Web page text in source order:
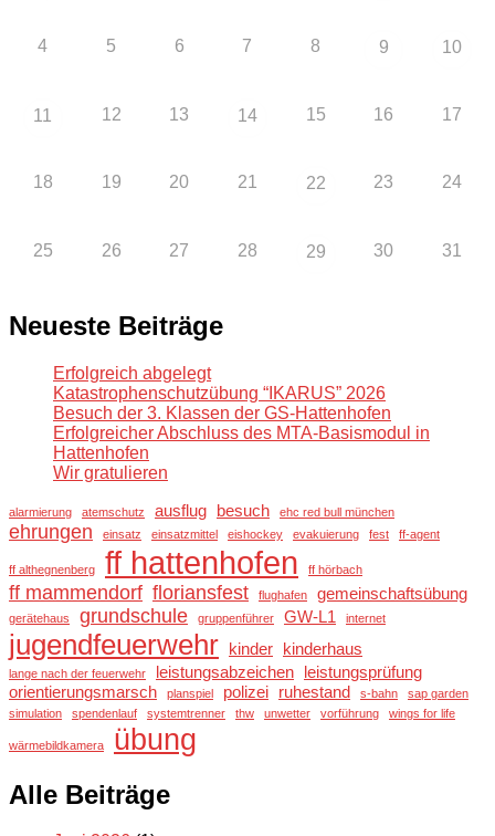
4 5 6 7 8 9 10
11 12 13 14 15 16 17
18 19 20 21 22 23 24
25 26 27 28 29 30 31
Neueste Beiträge
Erfolgreich abgelegt
Katastrophenschutzübung “IKARUS” 2026
Besuch der 3. Klassen der GS-Hattenhofen
Erfolgreicher Abschluss des MTA-Basismodul in
Hattenhofen
Wir gratulieren
alarmierung atemschutz ausflug besuch ehc red bull münchen
ehrungen einsatz einsatzmittel eishockey evakuierung fest ff-agent
ff althegnenberg ff hattenhofen ff hörbach
ff mammendorf floriansfest flughafen gemeinschaftsübung
gerätehaus grundschule gruppenführer GW-L1 internet
jugendfeuerwehr kinder kinderhaus
lange nach der feuerwehr leistungsabzeichen leistungsprüfung
orientierungsmarsch
planspiel polizei ruhestand s-bahn
sap garden
simulation
spendenlauf systemtrenner thw unwetter vorführung wings for life
wärmebildkamera übung
Alle Beiträge